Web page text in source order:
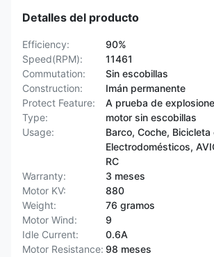
Detalles del producto
Efficiency:
90%
Speed(RPM):
11461
Commutation:
Sin escobillas
Construction:
Imán permanente
Protect Feature:
A prueba de
Type:
motor sin escobillas
Usage:
Barco, Coche, Bicicleta
Electrodomésticos,
RC
Warranty:
3 meses
Motor KV:
880
Weight:
76 gramos
Motor Wind:
9
Idle Current:
0.6A
Motor Resistance: 98 meses